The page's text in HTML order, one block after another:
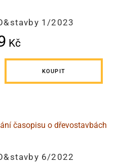
1/2023
Kč
KOUPIT
6/2022